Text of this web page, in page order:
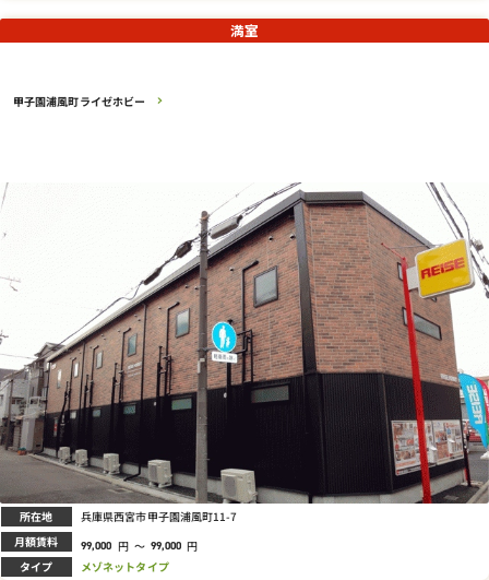
甲子園浦風町ライゼホビー
満室
所在地 兵庫県西宮市甲子園浦風町11-7
月額賃料 99,000 円 ～ 99,000 円
タイプ メゾネットタイプ